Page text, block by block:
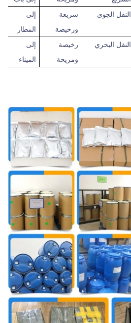
النقل الجوي
سريعة
ورخيصة
إلى
المطار
النقل البحري
رخيصة
ومريحة
إلى
الميناء